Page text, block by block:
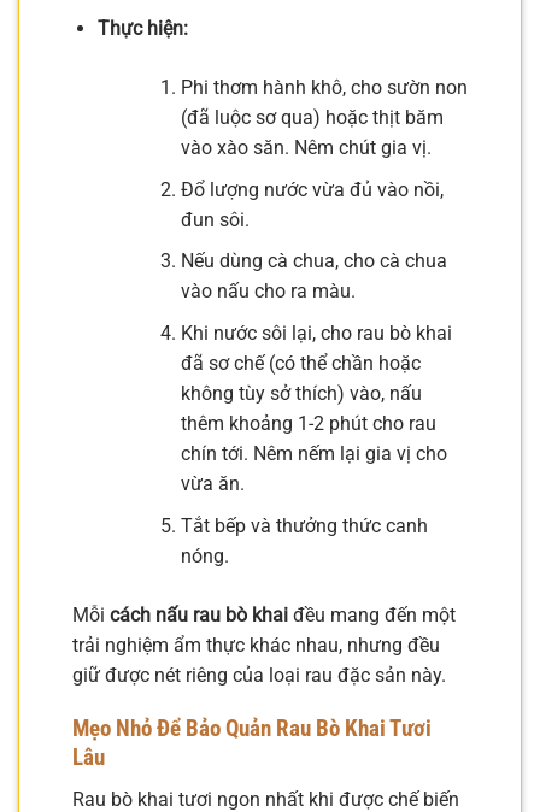
Thực hiện:
Phi thơm hành khô, cho sườn non
(đã luộc sơ qua) hoặc thịt băm
vào xào săn. Nêm chút gia vị.
Đổ lượng nước vừa đủ vào nồi,
đun sôi.
Nếu dùng cà chua, cho cà chua
vào nấu cho ra màu.
Khi nước sôi lại, cho rau bò khai
đã sơ chế (có thể chần hoặc
không tùy sở thích) vào, nấu
thêm khoảng 1-2 phút cho rau
chín tới. Nêm nếm lại gia vị cho
vừa ăn.
Tắt bếp và thưởng thức canh
nóng.
Mỗi cách nấu rau bò khai đều mang đến một
trải nghiệm ẩm thực khác nhau, nhưng đều
giữ được nét riêng của loại rau đặc sản này.
Mẹo Nhỏ Để Bảo Quản Rau Bò Khai Tươi
Lâu
Rau bò khai tươi ngon nhất khi được chế biến